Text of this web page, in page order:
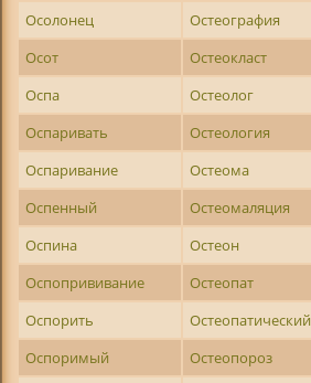
Осолонец
Остеография
Осот
Остеокласт
Оспа
Остеолог
Оспаривать
Остеология
Оспаривание
Остеома
Оспенный
Остеомаляция
Оспина
Остеон
Оспопрививание
Остеопат
Оспорить
Остеопатический
Оспоримый
Остеопороз